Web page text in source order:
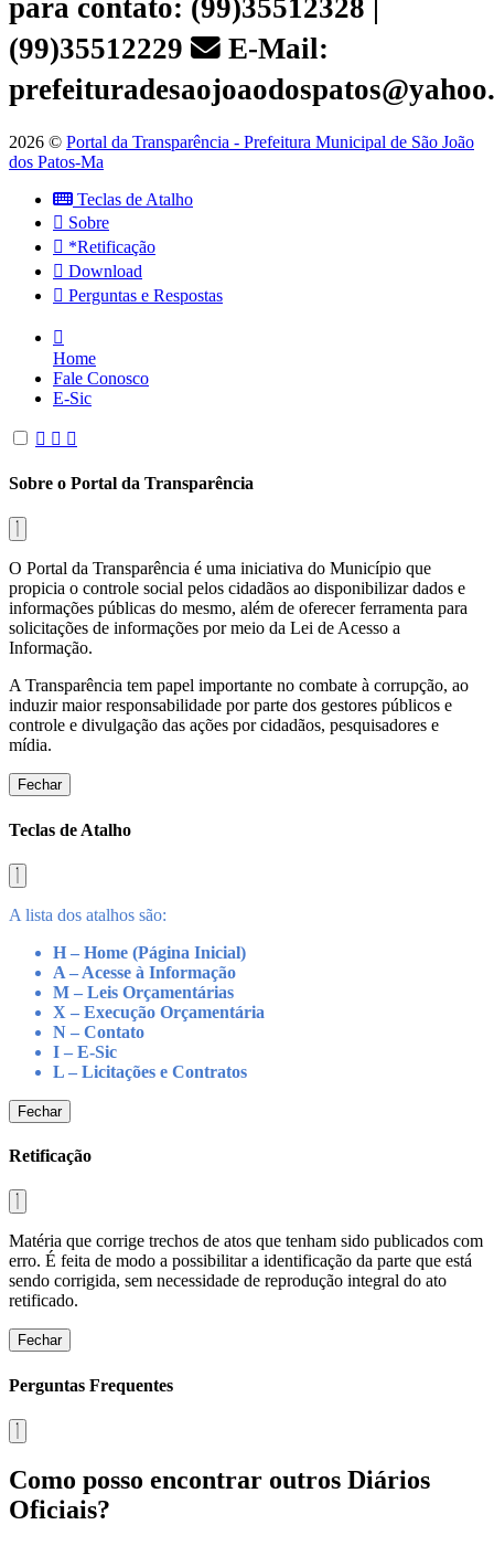
para contato: (99)35512328 |
(99)35512229
E-Mail:
2026 © Portal da Transparência - Prefeitura Municipal de São João
dos Patos-Ma
Teclas de Atalho
Sobre
*Retificação
Download
Perguntas e Respostas
Home
Fale Conosco
E-Sic
Sobre o Portal da Transparência
O Portal da Transparência é uma iniciativa do Município que
propicia o controle social pelos cidadãos ao disponibilizar dados e
informações públicas do mesmo, além de oferecer ferramenta para
solicitações de informações por meio da Lei de Acesso a
Informação.
A Transparência tem papel importante no combate à corrupção, ao
induzir maior responsabilidade por parte dos gestores públicos e
controle e divulgação das ações por cidadãos, pesquisadores e
mídia.
Fechar
Teclas de Atalho
A lista dos atalhos são:
H – Home (Página Inicial)
A – Acesse à Informação
M – Leis Orçamentárias
X – Execução Orçamentária
N – Contato
I – E-Sic
L – Licitações e Contratos
Fechar
Retificação
Matéria que corrige trechos de atos que tenham sido publicados com
erro. É feita de modo a possibilitar a identificação da parte que está
sendo corrigida, sem necessidade de reprodução integral do ato
retificado.
Fechar
Perguntas Frequentes
Como posso encontrar outros Diários
Oficiais?